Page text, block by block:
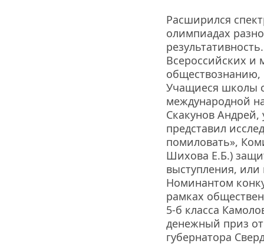
Расширился
олимпиадах
Всероссийских и
Учащиеся школы
международной
Скакунов Андрей,
представил
помиловать»,
Шихова Е.Б.)
выступления, или
Номинантом
рамках
5-б класса
денежный приз от
губернатора